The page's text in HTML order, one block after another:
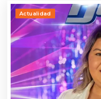
Actualidad